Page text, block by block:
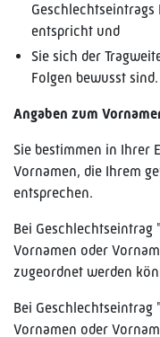
entspricht und
Sie sich der
Folgen bewusst sind.
Angaben zum
Sie bestimmen in Ihrer
Vornamen, die Ihrem
entsprechen.
Bei
Vornamen oder
zugeordnet werden
Bei
Vornamen oder